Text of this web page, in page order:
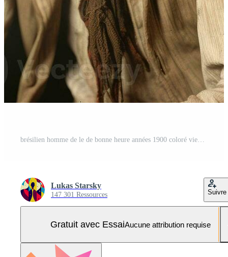
brésilien homme de le de bonne heure années 1900 coloré vieux photo ai génératif Photo Pro
Lukas Starsky
147 301 Ressources Suivre
Gratuit avec EssaiAucune attribution requise